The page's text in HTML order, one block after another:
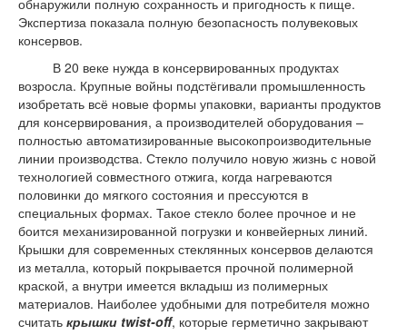
Экспертиза показала полную безопасность полувековых
консервов.
В 20 веке нужда в консервированных продуктах
возросла. Крупные войны подстёгивали промышленность
изобретать всё новые формы упаковки, варианты продуктов
для консервирования, а производителей оборудования –
полностью автоматизированные высокопроизводительные
линии производства. Стекло получило новую жизнь с новой
технологией совместного отжига, когда нагреваются
половинки до мягкого состояния и прессуются в
специальных формах. Такое стекло более прочное и не
боится механизированной погрузки и конвейерных линий.
Крышки для современных стеклянных консервов делаются
из металла, который покрывается прочной полимерной
краской, а внутри имеется вкладыш из полимерных
материалов. Наиболее удобными для потребителя можно
считать крышки twist-off, которые герметично закрывают